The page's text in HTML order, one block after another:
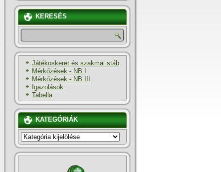
KERESÉS
Játékoskeret és szakmai stáb
Mérkőzések - NB I
Mérkőzések - NB III
Igazolások
Tabella
KATEGÓRIÁK
KATEGÓRIÁK